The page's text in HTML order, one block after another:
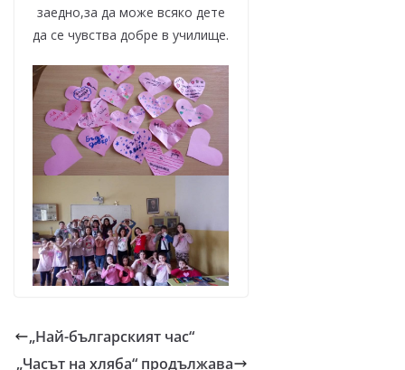
заедно,за да може всяко дете
да се чувства добре в училище.
„Най-българският час“
„Часът на хляба“ продължава